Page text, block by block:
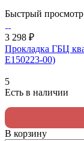
Быстрый просмотр
3 298 ₽
Прокладка ГБЦ
E150223-00)
5
Есть в наличии
В корзину